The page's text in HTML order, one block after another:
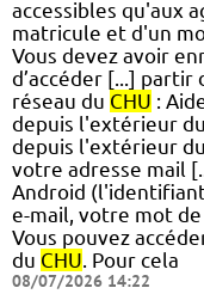
accessibles qu'aux
matricule et d'un
Vous devez avoir
d’accéder [...] partir
réseau du CHU :
depuis l'extérieur du
depuis l'extérieur du
votre adresse mail
Android
e-mail, votre mot de
Vous pouvez
du CHU. Pour cela
08/07/2026 14:22